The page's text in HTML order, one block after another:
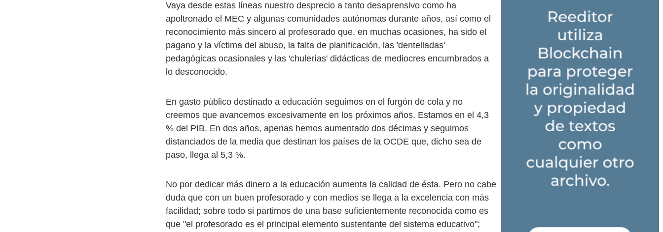
Vaya desde estas líneas nuestro desprecio a tanto desaprensivo como ha
apoltronado el MEC y algunas comunidades autónomas durante años, así como el
reconocimiento más sincero al profesorado que, en muchas ocasiones, ha sido el
pagano y la víctima del abuso, la falta de planificación, las 'dentelladas'
pedagógicas ocasionales y las 'chulerías' didácticas de mediocres encumbrados a
lo desconocido.
En gasto público destinado a educación seguimos en el furgón de cola y no
creemos que avancemos excesivamente en los próximos años. Estamos en el 4,3
% del PIB. En dos años, apenas hemos aumentado dos décimas y seguimos
distanciados de la media que destinan los países de la OCDE que, dicho sea de
paso, llega al 5,3 %.
No por dedicar más dinero a la educación aumenta la calidad de ésta. Pero no cabe
duda que con un buen profesorado y con medios se llega a la excelencia con más
facilidad; sobre todo si partimos de una base suficientemente reconocida como es
que "el profesorado es el principal elemento sustentante del sistema educativo";